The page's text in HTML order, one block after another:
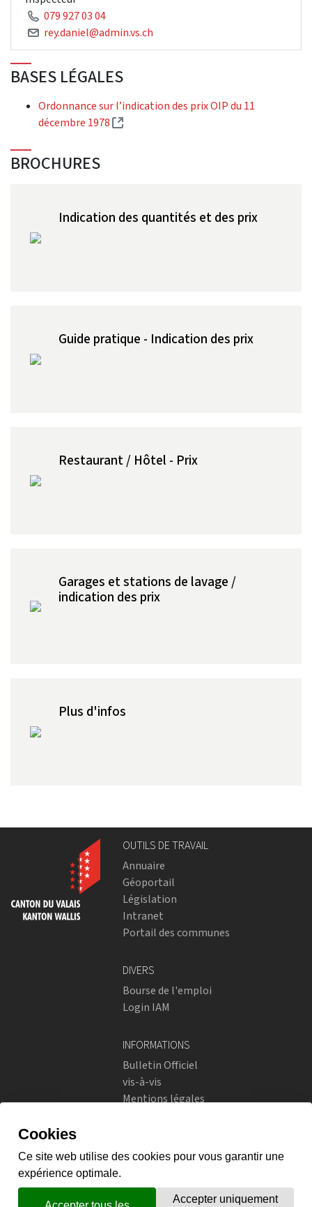
079 927 03 04
rey.daniel@admin.vs.ch
BASES LÉGALES
Ordonnance sur l’indication des prix OIP du 11
décembre 1978
(External link)
BROCHURES
Indication des quantités et des prix
Guide pratique - Indication des prix
Restaurant / Hôtel - Prix
Garages et stations de lavage /
indication des prix
Plus d'infos
OUTILS DE TRAVAIL
Annuaire
Géoportail
Législation
Intranet
Portail des communes
DIVERS
Bourse de l'emploi
Login IAM
INFORMATIONS
Bulletin Officiel
vis-à-vis
Mentions légales
Instagram